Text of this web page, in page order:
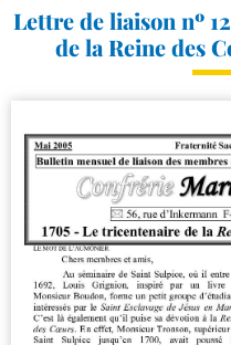
Lettre de liaison nº
de la Reine des